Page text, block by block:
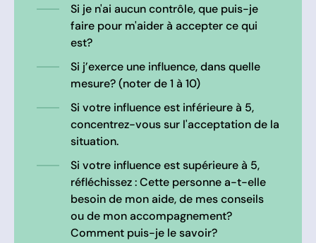
Si je n'ai aucun contrôle, que puis-je
faire pour m'aider à accepter ce qui
est?
Si j’exerce une influence, dans quelle
mesure? (noter de 1 à 10)
Si votre influence est inférieure à 5,
concentrez-vous sur l'acceptation de la
situation.
Si votre influence est supérieure à 5,
réfléchissez : Cette personne a-t-elle
besoin de mon aide, de mes conseils
ou de mon accompagnement?
Comment puis-je le savoir?